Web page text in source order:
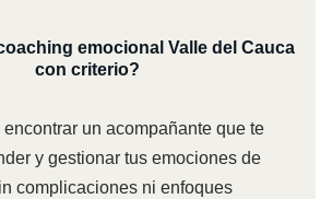
emocional Valle del Cauca
con criterio?
encontrar un acompañante que te
y gestionar tus emociones de
complicaciones ni enfoques